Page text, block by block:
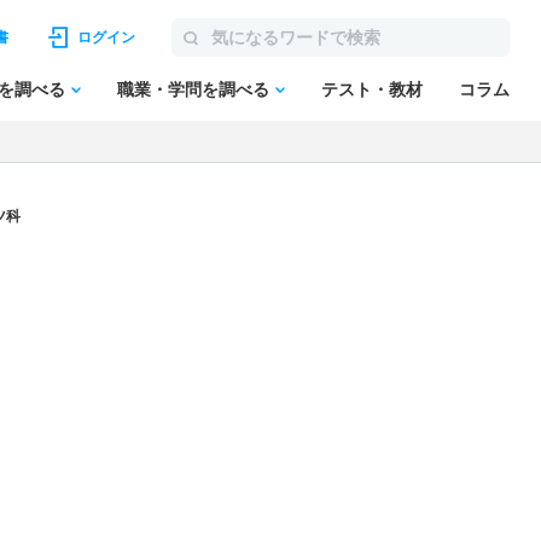
ログイン
調べる 職業・学問を調べる テスト・教材 コラム
科